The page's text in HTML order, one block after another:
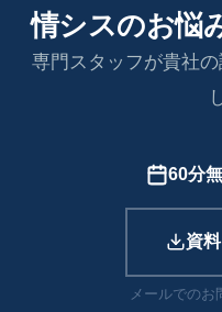
情シスのお悩
専門スタッフが貴社
60分
資
メールでの